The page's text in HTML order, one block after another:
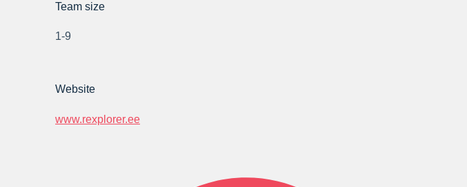
Team size
1-9
Website
www.rexplorer.ee